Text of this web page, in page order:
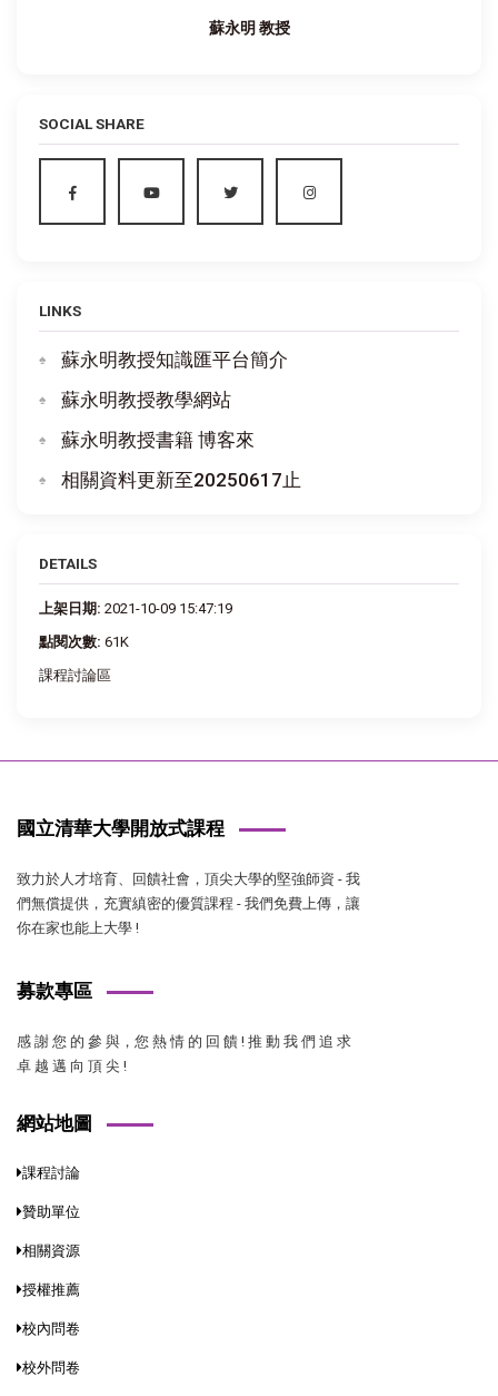
蘇永明 教授
SOCIAL SHARE
LINKS
蘇永明教授知識匯平台簡介
蘇永明教授教學網站
蘇永明教授書籍 博客來
相關資料更新至20250617止
DETAILS
上架日期: 2021-10-09 15:47:19
點閱次數: 61K
課程討論區
國立清華大學開放式課程
致力於人才培育、回饋社會，頂尖大學的堅強師資 - 我
們無償提供，充實縝密的優質課程 - 我們免費上傳，讓
你在家也能上大學 !
募款專區
感 謝 您 的 參 與，您 熱 情 的 回 饋 ! 推 動 我 們 追 求
卓 越 邁 向 頂 尖 !
網站地圖
課程討論
贊助單位
相關資源
授權推薦
校內問卷
校外問卷